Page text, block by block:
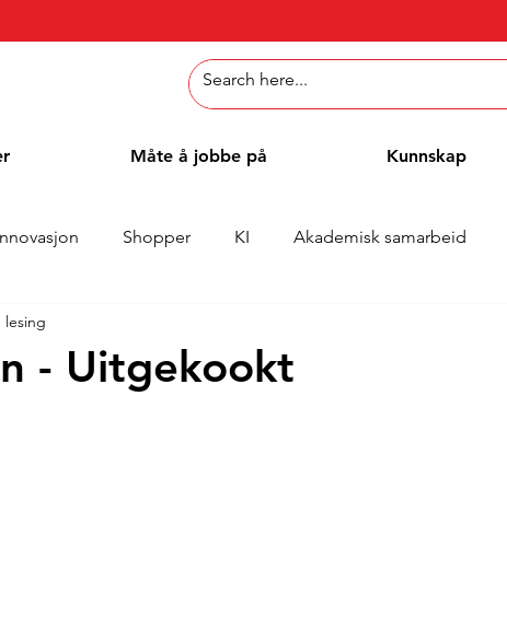
Måte å jobbe på Kunnskap
Shopper KI Akademisk samarbeid
- Uitgekookt
lesing